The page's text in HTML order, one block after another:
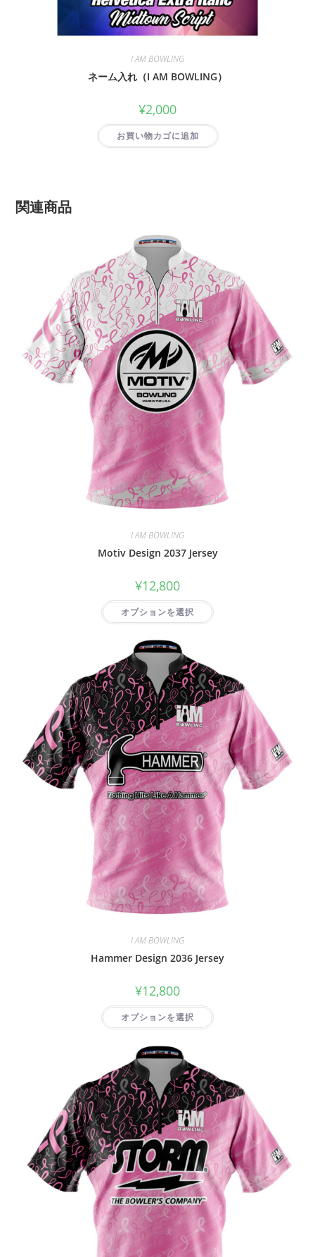
I AM BOWLING
ネーム入れ（I AM BOWLING）
¥2,000
お買い物カゴに追加
関連商品
I AM BOWLING
Motiv Design 2037 Jersey
¥12,800
オプションを選択
I AM BOWLING
Hammer Design 2036 Jersey
¥12,800
オプションを選択